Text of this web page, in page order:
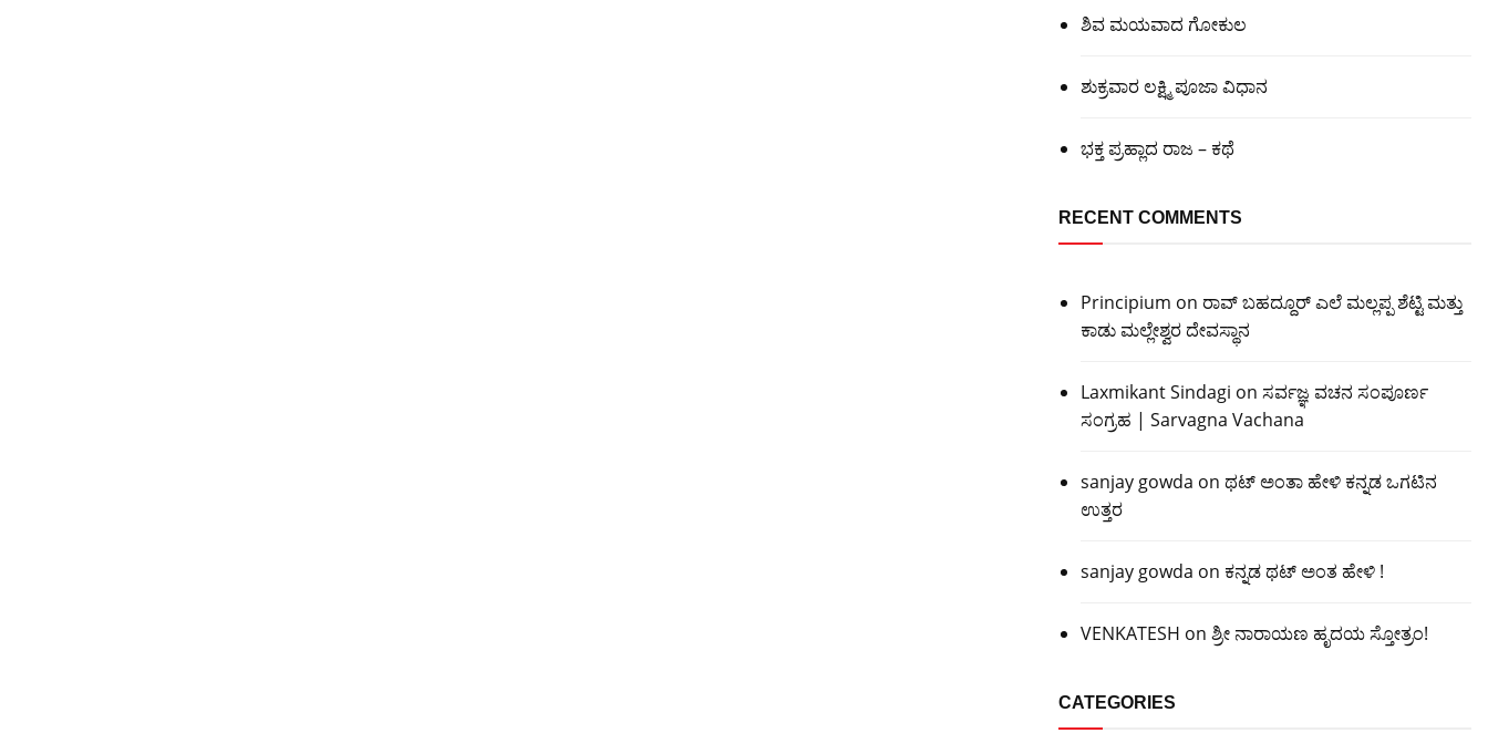
ಶಿವ ಮಯವಾದ ಗೋಕುಲ
ಶುಕ್ರವಾರ ಲಕ್ಷ್ಮಿ ಪೂಜಾ ವಿಧಾನ
ಭಕ್ತ ಪ್ರಹ್ಲಾದ ರಾಜ – ಕಥೆ
RECENT COMMENTS
Principium on ರಾವ್ ಬಹದ್ದೂರ್ ಎಲೆ ಮಲ್ಲಪ್ಪ ಶೆಟ್ಟಿ ಮತ್ತು
ಕಾಡು ಮಲ್ಲೇಶ್ವರ ದೇವಸ್ಥಾನ
Laxmikant Sindagi on ಸರ್ವಜ್ಞ ವಚನ ಸಂಪೂರ್ಣ
ಸಂಗ್ರಹ | Sarvagna Vachana
sanjay gowda on ಥಟ್ ಅಂತಾ ಹೇಳಿ ಕನ್ನಡ ಒಗಟಿನ
ಉತ್ತರ
sanjay gowda on ಕನ್ನಡ ಥಟ್ ಅಂತ ಹೇಳಿ !
VENKATESH on ಶ್ರೀ ನಾರಾಯಣ ಹೃದಯ ಸ್ತೋತ್ರಂ!
CATEGORIES